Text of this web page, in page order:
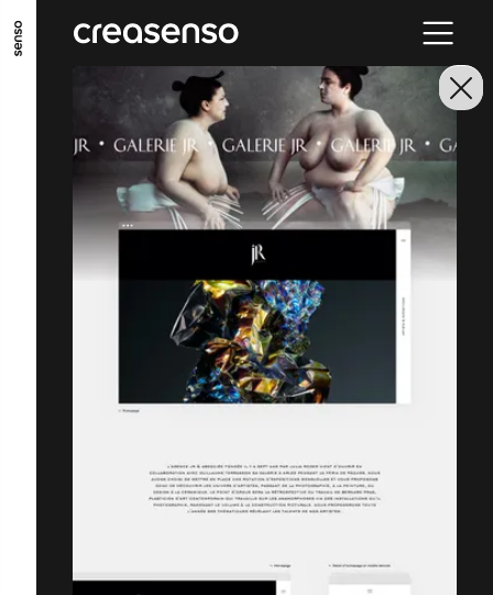
ALLER AU CONTENU PRINCIPAL
ALLER AU MENU PRINCIPAL
ALLER EN BAS DE PAGE